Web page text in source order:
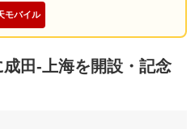
モバイル
田-上海を開設・記念